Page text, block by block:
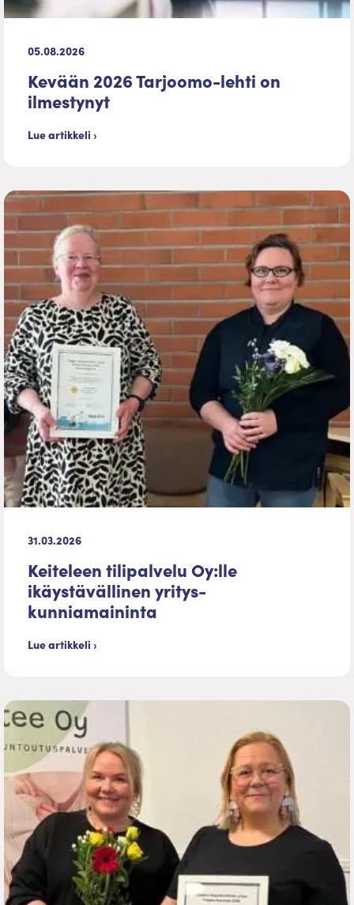
05.08.2026
Kevään 2026 Tarjoomo-lehti on
ilmestynyt
Lue artikkeli ›
31.03.2026
Keiteleen tilipalvelu Oy:lle
ikäystävällinen yritys-
kunniamaininta
Lue artikkeli ›